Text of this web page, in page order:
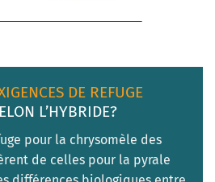
DE REFUGE
L’HYBRIDE?
pour la chrysomèle des
de celles pour la pyrale